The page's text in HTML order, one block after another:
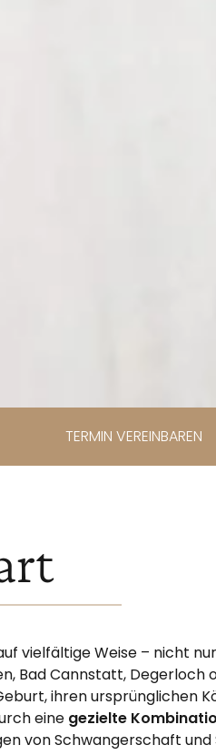
TERMIN VEREINBAREN
vielfältige Weise – nicht
Bad Cannstatt, Degerloch
ihren ursprünglichen
eine gezielte
von Schwangerschaft und